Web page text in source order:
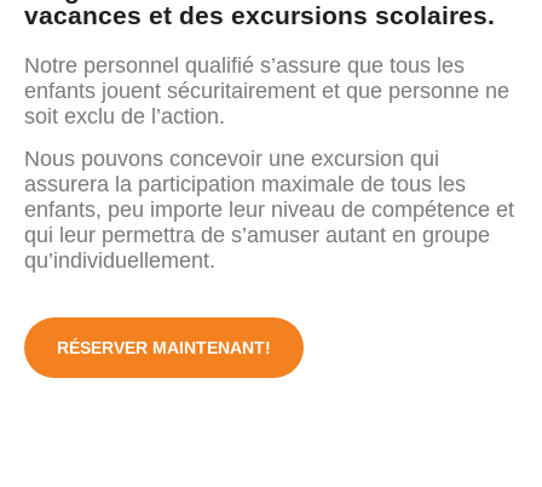
vacances et des excursions scolaires.
Notre personnel qualifié s’assure que tous les
enfants jouent sécuritairement et que personne ne
soit exclu de l’action.
Nous pouvons concevoir une excursion qui
assurera la participation maximale de tous les
enfants, peu importe leur niveau de compétence et
qui leur permettra de s’amuser autant en groupe
qu’individuellement.
RÉSERVER MAINTENANT!